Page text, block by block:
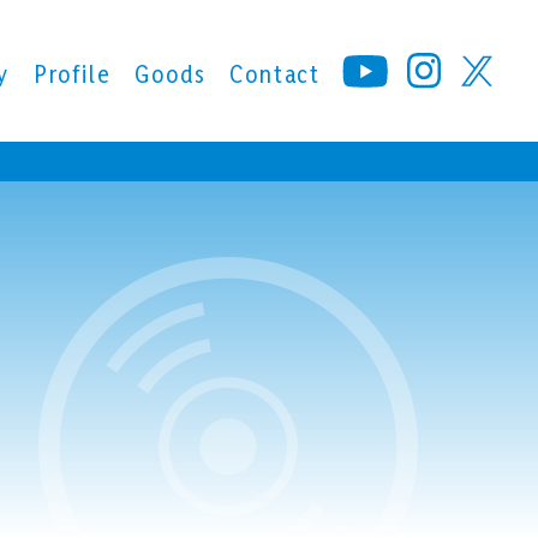
Profile Goods Contact